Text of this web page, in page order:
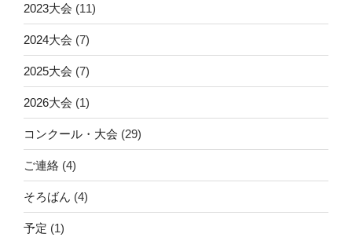
2023大会 (11)
2024大会 (7)
2025大会 (7)
2026大会 (1)
コンクール・大会 (29)
ご連絡 (4)
そろばん (4)
予定 (1)